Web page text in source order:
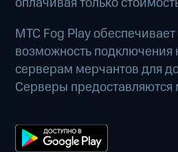
МТС Fog Play
возможность подключения
серверам мерчантов для
Серверы